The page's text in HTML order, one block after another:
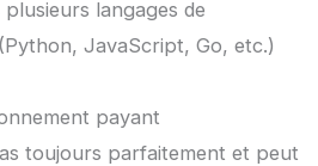
langages de
JavaScript, Go, etc.)
payant
toujours parfaitement et peut